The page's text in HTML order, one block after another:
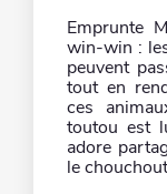
Emprunte
win-win :
peuvent
tout en
ces
toutou est
adore
le